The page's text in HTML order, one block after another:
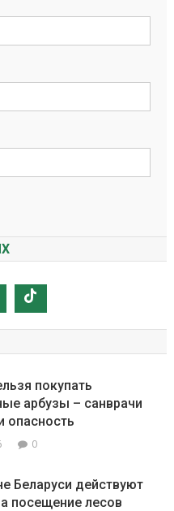
покупать
арбузы – санврачи
опасность
0
Беларуси действуют
посещение лесов